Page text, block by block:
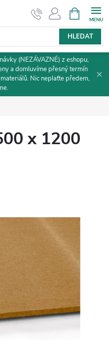
HLEDAT
NÁKUPNÍ
KOŠÍK
(NEZÁVAZNÉ) z eshopu,
a domluvíme přesný termín
Nic neplaťte předem,
x 1200